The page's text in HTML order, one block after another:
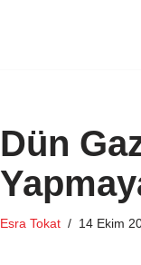
Dün
Esra Tokat 14 Ekim